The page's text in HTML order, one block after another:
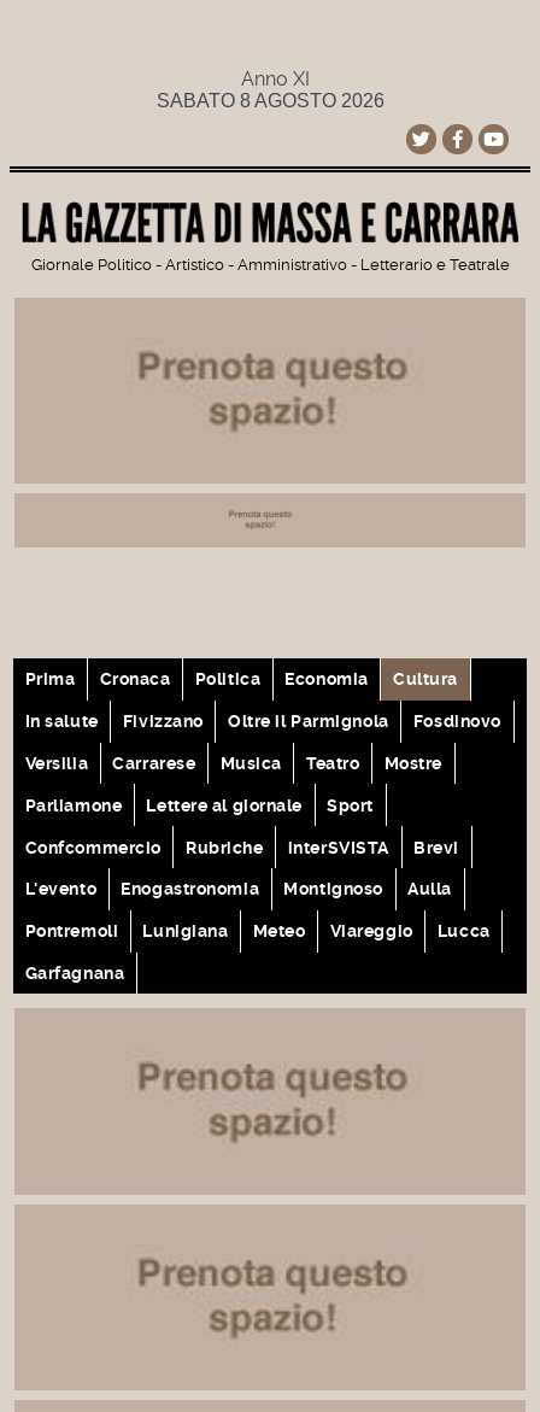
Anno XI
SABATO 8 AGOSTO 2026
Giornale Politico - Artistico - Amministrativo - Letterario e Teatrale
Prima Cronaca Politica Economia Cultura
In salute Fivizzano Oltre il Parmignola Fosdinovo
Versilia Carrarese Musica Teatro Mostre
Parliamone Lettere al giornale Sport
Confcommercio Rubriche interSVISTA Brevi
L'evento Enogastronomia Montignoso Aulla
Pontremoli Lunigiana Meteo Viareggio Lucca
Garfagnana